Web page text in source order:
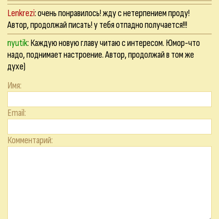
Lenkrezi: очень понравилось! жду с нетерпением проду!
Автор, продолжай писать! у тебя отпадно получается!!!
nyutik: Каждую новую главу читаю с интересом. Юмор-что
надо, поднимает настроение. Автор, продолжай в том же
духе)
Имя:
Email:
Комментарий: